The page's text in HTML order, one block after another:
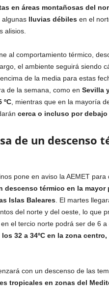
en áreas montañosas del
algunas lluvias débilesen el
alisios.
al comportamiento térmico,
el ambiente seguirá siendo
de la media para estas
de la semana, como en Sevilla
ºC, mientras que en la mayoría
cerca o incluso por debajo
de un descenso
pone en aviso la AEMET
descenso térmico en la
Islas Baleares. El martes
del norte y del oeste, lo que
el tercio norte podrá ser de 6
los 32 a 34ºC en la zona
con un descenso de las
tropicales en zonas del